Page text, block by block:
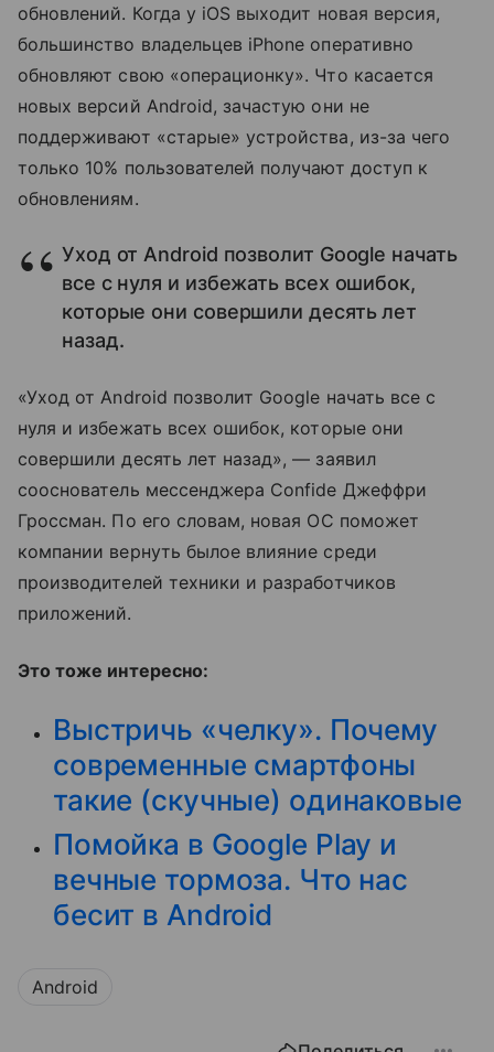
обновлений. Когда у iOS выходит новая версия,
большинство владельцев iPhone оперативно
обновляют свою «операционку». Что касается
новых версий Android, зачастую они не
поддерживают «старые» устройства, из-за чего
только 10% пользователей получают доступ к
обновлениям.
Уход от Android позволит Google начать
все с нуля и избежать всех ошибок,
которые они совершили десять лет
назад.
«Уход от Android позволит Google начать все с
нуля и избежать всех ошибок, которые они
совершили десять лет назад», — заявил
сооснователь мессенджера Confide Джеффри
Гроссман. По его словам, новая ОС поможет
компании вернуть былое влияние среди
производителей техники и разработчиков
приложений.
Это тоже интересно:
Выстричь «челку». Почему
современные смартфоны
такие (скучные) одинаковые
Помойка в Google Play и
вечные тормоза. Что нас
бесит в Android
Android